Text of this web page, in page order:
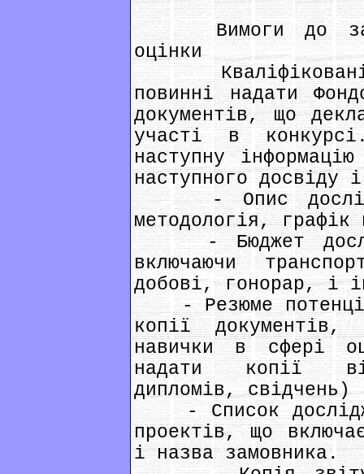
Вимоги до
оцінки
Кваліфіковані
повинні надати
документів, що
участі в
наступну
наступного досвіду
- Опис
методологія, графік
- Бюджет
включаючи
добові, гонорар, і
- Резюме
копії документів,
навички в сфері
надати копії
дипломів, свідчень)
- Список
проектів, що
і назва замовника.